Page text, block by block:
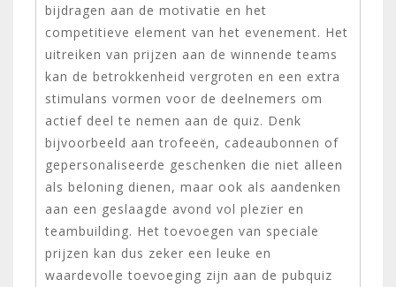
bijdragen aan de motivatie en het
competitieve element van het evenement. Het
uitreiken van prijzen aan de winnende teams
kan de betrokkenheid vergroten en een extra
stimulans vormen voor de deelnemers om
actief deel te nemen aan de quiz. Denk
bijvoorbeeld aan trofeeën, cadeaubonnen of
gepersonaliseerde geschenken die niet alleen
als beloning dienen, maar ook als aandenken
aan een geslaagde avond vol plezier en
teambuilding. Het toevoegen van speciale
prijzen kan dus zeker een leuke en
waardevolle toevoeging zijn aan de pubquiz